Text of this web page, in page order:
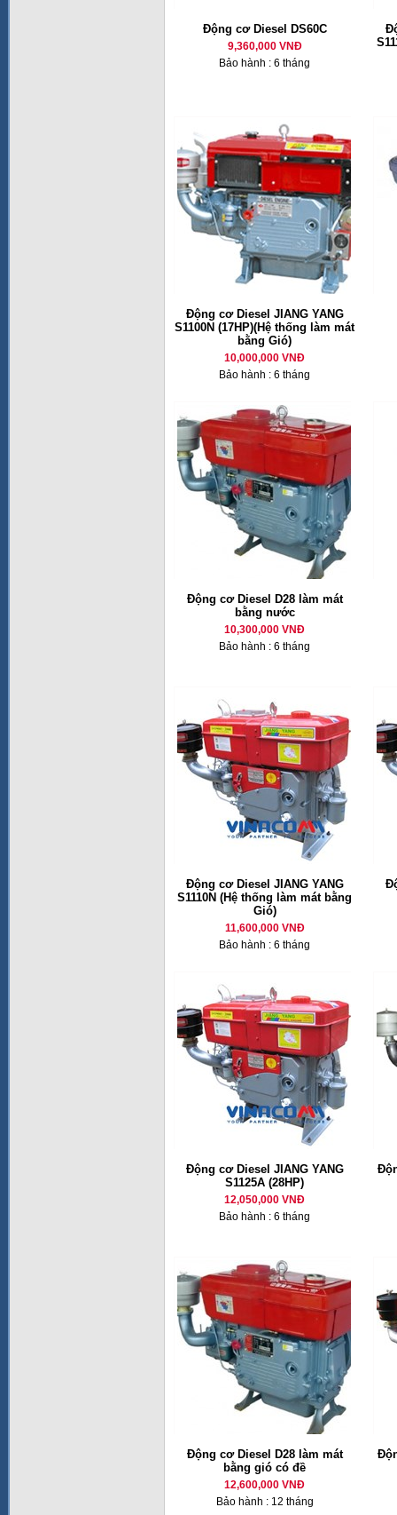
Động cơ Diesel DS60C
9,360,000 VNĐ
Bảo hành : 6 tháng
Động cơ Diesel JIANG YANG
S1100N (17HP)(Hệ thống làm mát
bằng Gió)
10,000,000 VNĐ
Bảo hành : 6 tháng
Động cơ Diesel D28 làm mát
bằng nước
10,300,000 VNĐ
Bảo hành : 6 tháng
Động cơ Diesel JIANG YANG
S1110N (Hệ thống làm mát bằng
Gió)
11,600,000 VNĐ
Bảo hành : 6 tháng
Động cơ Diesel JIANG YANG
S1125A (28HP)
12,050,000 VNĐ
Bảo hành : 6 tháng
Động cơ Diesel D28 làm mát
bằng gió có đề
12,600,000 VNĐ
Bảo hành : 12 tháng